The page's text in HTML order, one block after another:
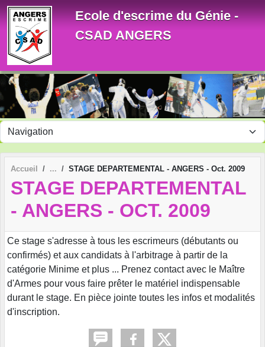
Ecole d'escrime du Génie -
CSAD ANGERS
Accueil STAGE DEPARTEMENTAL - ANGERS - Oct. 2009
STAGE DEPARTEMENTAL
- ANGERS - OCT. 2009
Ce stage s'adresse à tous les escrimeurs (débutants ou
confirmés) et aux candidats à l'arbitrage à partir de la
catégorie Minime et plus ... Prenez contact avec le Maître
d'Armes pour vous faire prêter le matériel indispensable
durant le stage. En pièce jointe toutes les infos et modalités
d'inscription.
Panneau de gestion des cookies